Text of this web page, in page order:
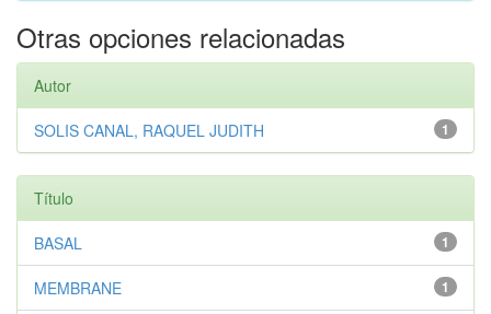
Otras opciones relacionadas
Autor
1
SOLIS CANAL, RAQUEL JUDITH
Título
1
BASAL
1
MEMBRANE